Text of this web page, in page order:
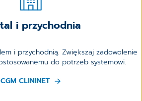
i przychodnia
i przychodnią. Zwiększaj zadowolenie
do potrzeb systemowi.
CGM CLININET